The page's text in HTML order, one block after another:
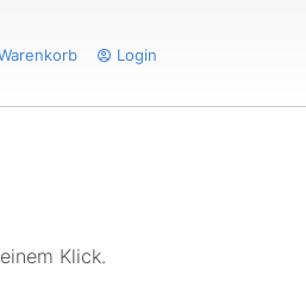
Login
Klick.